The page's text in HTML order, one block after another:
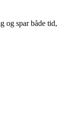
og spar både tid,